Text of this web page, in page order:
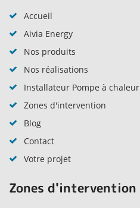
Accueil
Aivia Energy
Nos produits
Nos réalisations
Installateur Pompe à chaleur
Zones d'intervention
Blog
Contact
Votre projet
Zones d'intervention